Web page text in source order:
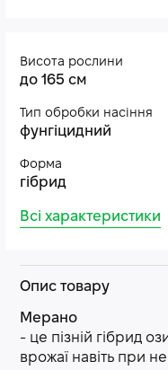
Висота рослини
до 165 см
Тип обробки насіння
фунгіцидний
Форма
гібрид
Всі характеристики
Опис товару
Мерано
- це пізній гібрид
врожаї навіть при